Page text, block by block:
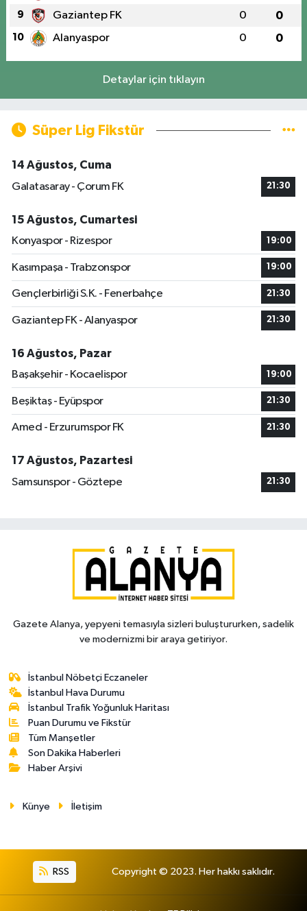
9 Gaziantep FK 0 0
10 Alanyaspor 0 0
Detaylar için tıklayın
Süper Lig Fikstür
14 Ağustos, Cuma
Galatasaray - Çorum FK
21:30
15 Ağustos, Cumartesi
Konyaspor - Rizespor
19:00
Kasımpaşa - Trabzonspor 19:00
Gençlerbirliği S.K. - Fenerbahçe 21:30
Gaziantep FK - Alanyaspor 21:30
16 Ağustos, Pazar
Başakşehir - Kocaelispor
19:00
Beşiktaş - Eyüpspor 21:30
Amed - Erzurumspor FK 21:30
17 Ağustos, Pazartesi
Samsunspor - Göztepe
21:30
Gazete Alanya, yepyeni temasıyla sizleri buluştururken, sadelik
ve modernizmi bir araya getiriyor.
İstanbul Nöbetçi Eczaneler
İstanbul Hava Durumu
İstanbul Trafik Yoğunluk Haritası
Puan Durumu ve Fikstür
Tüm Manşetler
Son Dakika Haberleri
Haber Arşivi
Künye İletişim
RSS Copyright © 2023. Her hakkı saklıdır.